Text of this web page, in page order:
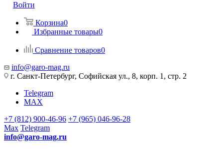
Войти
Корзина0
Избранные товары0
Сравнение товаров0
info@garo-mag.ru
г. Санкт-Петербург, Софийская ул., 8, корп. 1, стр. 2
Telegram
MAX
+7 (812) 900-46-96 +7 (965) 046-96-28
Max Telegram
info@garo-mag.ru